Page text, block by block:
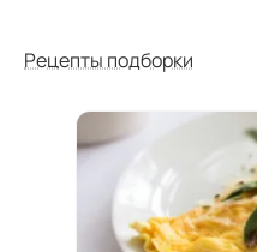
Рецепты подборки